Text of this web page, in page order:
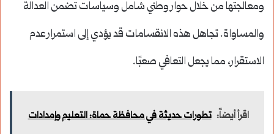
ومعالجتها من خلال حوار وطني شامل وسياسات تضمن العدالة
والمساواة. تجاهل هذه الانقسامات قد يؤدي إلى استمرار عدم
الاستقرار، مما يجعل التعافي صعبًا.
اقرأ أيضاً: تطورات حديثة في محافظة حماة: التعليم وإمدادات